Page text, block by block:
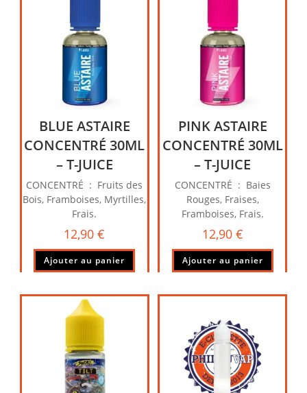
BLUE ASTAIRE
CONCENTRÉ 30ML
– T-JUICE
CONCENTRÉ : Fruits des
Bois, Framboises, Myrtilles,
Frais.
12,90€
Ajouter au panier
PINK ASTAIRE
CONCENTRÉ 30ML
– T-JUICE
CONCENTRÉ : Baies
Rouges, Fraises,
Framboises, Frais.
12,90 €
Ajouter au panier